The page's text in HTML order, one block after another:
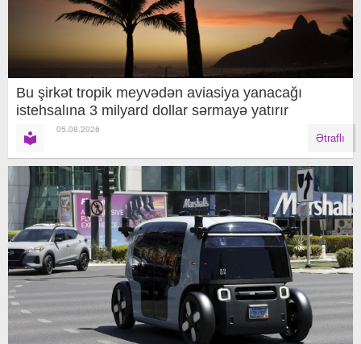
Bu şirkət tropik meyvədən aviasiya yanacağı
istehsalına 3 milyard dollar sərmayə yatırır
05.08.2026
Ətraflı